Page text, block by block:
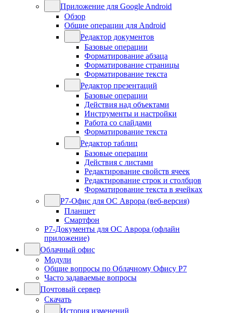
Приложение для Google Android
Обзор
Общие операции для Android
Редактор документов
Базовые операции
Форматирование абзаца
Форматирование страницы
Форматирование текста
Редактор презентаций
Базовые операции
Действия над объектами
Инструменты и настройки
Работа со слайдами
Форматирование текста
Редактор таблиц
Базовые операции
Действия с листами
Редактирование свойств ячеек
Редактирование строк и столбцов
Форматирование текста в ячейках
Р7-Офис для ОС Аврора (веб-версия)
Планшет
Смартфон
Р7-Документы для ОС Аврора (офлайн
приложение)
Облачный офис
Модули
Общие вопросы по Облачному Офису Р7
Часто задаваемые вопросы
Почтовый сервер
Скачать
История изменений